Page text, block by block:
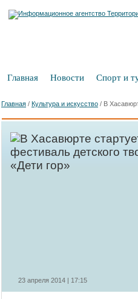
Главная Новости Спорт и
Главная / Культура и искусство / В
23 апреля 2014 | 17:15